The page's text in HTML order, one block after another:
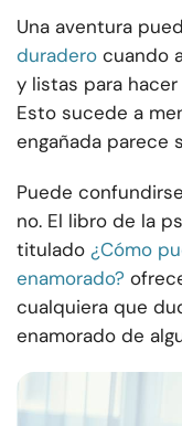
Una aventura
duradero cuando
y listas para
Esto sucede a
engañada parece
Puede
no. El libro de la
titulado ¿Cómo
enamorado?
cualquiera que
enamorado de